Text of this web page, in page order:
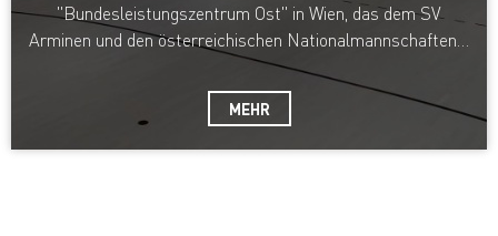
"Bundesleistungszentrum Ost" in Wien, das dem SV
Arminen und den österreichischen Nationalmannschaften…
MEHR